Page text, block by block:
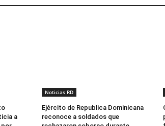
a
Noticias RD
Ejército de Republica Dominicana
reconoce a soldados que